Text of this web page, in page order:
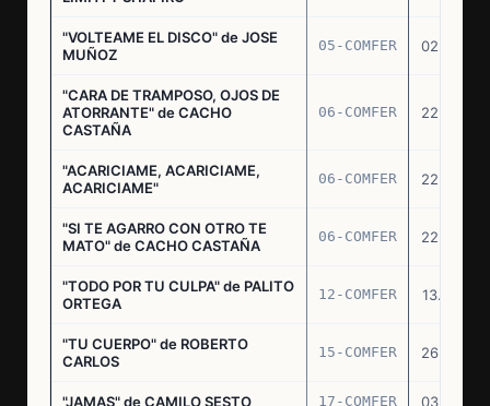
"VOLTEAME EL DISCO" de JOSE
MUÑOZ
05-COMFER 02.02.76
"CARA DE TRAMPOSO, OJOS DE
ATORRANTE" de CACHO
CASTAÑA
06-COMFER 22.04.76
"ACARICIAME, ACARICIAME,
ACARICIAME"
06-COMFER 22.04.76
"SI TE AGARRO CON OTRO TE
MATO" de CACHO CASTAÑA
06-COMFER 22.04.76
"TODO POR TU CULPA" de PALITO
ORTEGA
12-COMFER 13.05.76
"TU CUERPO" de ROBERTO
CARLOS
15-COMFER 26.05.76
"JAMAS" de CAMILO SESTO 17-COMFER 03.06.76